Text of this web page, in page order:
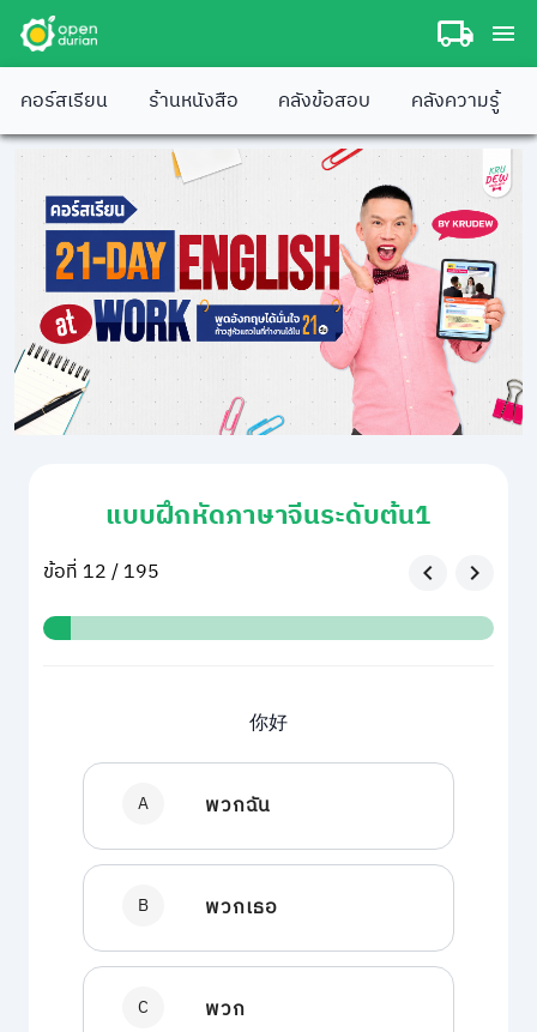
คอร์สเรียน ร้านหนังสือ คลังข้อสอบ คลังความรู้
แบบฝึกหัดภาษาจีนระดับต้น1
ข้อที่ 12 / 195
你好
A พวกฉัน
B พวกเธอ
C พวก